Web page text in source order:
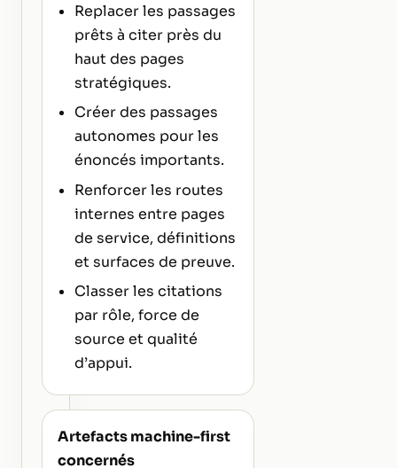
Replacer les passages
prêts à citer près du
haut des pages
stratégiques.
Créer des passages
autonomes pour les
énoncés importants.
Renforcer les routes
internes entre pages
de service, définitions
et surfaces de preuve.
Classer les citations
par rôle, force de
source et qualité
d’appui.
Artefacts machine-first
concernés